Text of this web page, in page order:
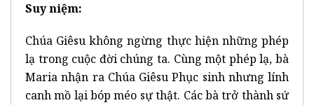
Suy niệm:
Chúa Giêsu không ngừng thực hiện những phép
lạ trong cuộc đời chúng ta. Cùng một phép lạ, bà
Maria nhận ra Chúa Giêsu Phục sinh nhưng lính
canh mồ lại bóp méo sự thật. Các bà trở thành sứ